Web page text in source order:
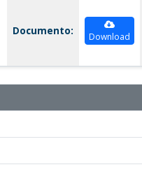
Documento: Download